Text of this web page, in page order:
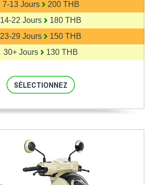
7-13 Jours
200 THB
14-22 Jours
180 THB
23-29 Jours
150 THB
30+ Jours
130 THB
SÉLECTIONNEZ